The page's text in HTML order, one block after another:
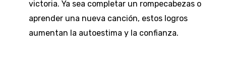
victoria. Ya sea completar un rompecabezas o
aprender una nueva canción, estos logros
aumentan la autoestima y la confianza.